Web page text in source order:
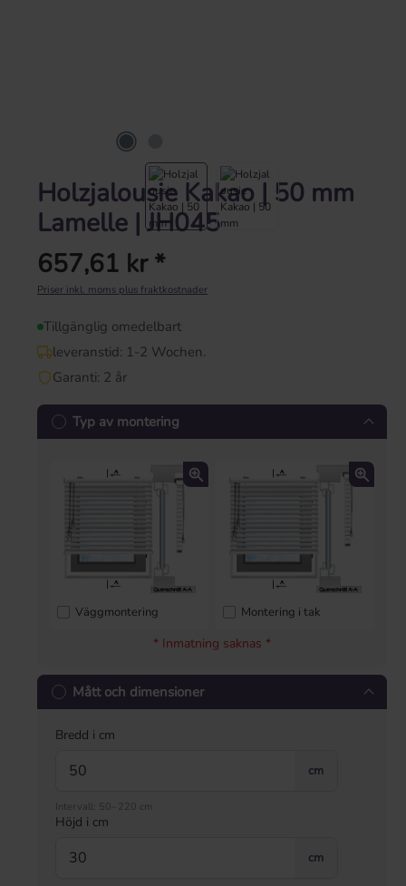
Holzjalousie Kakao | 50 mm
Lamelle | JH045
Ordinarie pris:
657,61 kr *
Priser inkl. moms plus fraktkostnader
Tillgänglig omedelbart
leveranstid: 1-2 Wochen.
Garanti: 2 år
Typ av montering
Väggmontering Montering i tak
* Inmatning saknas *
Mått och dimensioner
Bredd i cm
cm
Intervall: 50–220 cm
Höjd i cm
cm